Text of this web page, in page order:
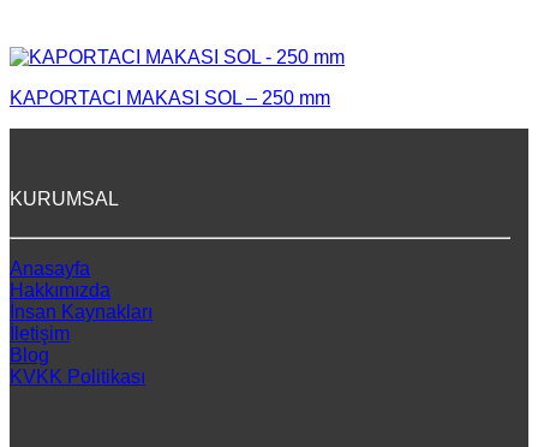
KAPORTACI MAKASI SOL – 250 mm
KURUMSAL
Anasayfa
Hakkımızda
İnsan Kaynakları
İletişim
Blog
KVKK Politikası